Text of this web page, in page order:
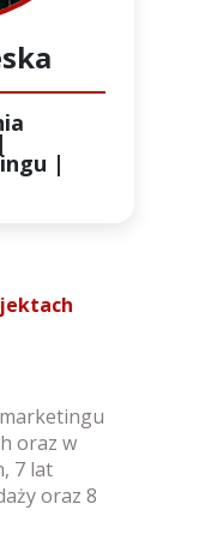
|
oraz w
7 lat
oraz 8